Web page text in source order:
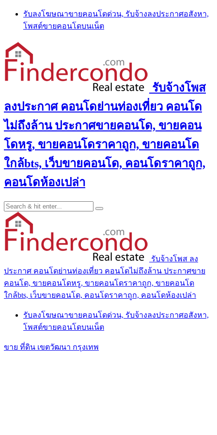
Skip
content
รับลงโฆษณาขายคอนโดด่วน, รับจ้างลงประกาศอสังหา,
โพสต์ขายคอนโดบนเน็ต
รับจ้างโพส
ลงประกาศ คอนโดย่านท่องเที่ยว คอนโด
ไม่ถึงล้าน ประกาศขายคอนโด, ขายคอน
โดหรู, ขายคอนโดราคาถูก, ขายคอนโด
ใกล้bts, เว็บขายคอนโด, คอนโดราคาถูก,
คอนโดห้องเปล่า
รับจ้างโพส ลง
ประกาศ คอนโดย่านท่องเที่ยว คอนโดไม่ถึงล้าน ประกาศขาย
คอนโด, ขายคอนโดหรู, ขายคอนโดราคาถูก, ขายคอนโด
ใกล้bts, เว็บขายคอนโด, คอนโดราคาถูก, คอนโดห้องเปล่า
รับลงโฆษณาขายคอนโดด่วน, รับจ้างลงประกาศอสังหา,
โพสต์ขายคอนโดบนเน็ต
ขาย ที่ดิน เขตวัฒนา กรุงเทพ